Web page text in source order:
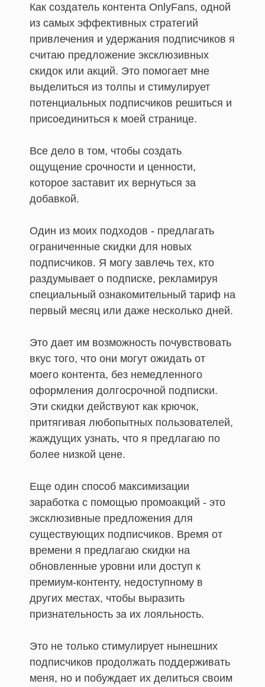
Как создатель контента OnlyFans, одной
из самых эффективных стратегий
привлечения и удержания подписчиков я
считаю предложение эксклюзивных
скидок или акций. Это помогает мне
выделиться из толпы и стимулирует
потенциальных подписчиков решиться и
присоединиться к моей странице.
Все дело в том, чтобы создать
ощущение срочности и ценности,
которое заставит их вернуться за
добавкой.
Один из моих подходов - предлагать
ограниченные скидки для новых
подписчиков. Я могу завлечь тех, кто
раздумывает о подписке, рекламируя
специальный ознакомительный тариф на
первый месяц или даже несколько дней.
Это дает им возможность почувствовать
вкус того, что они могут ожидать от
моего контента, без немедленного
оформления долгосрочной подписки.
Эти скидки действуют как крючок,
притягивая любопытных пользователей,
жаждущих узнать, что я предлагаю по
более низкой цене.
Еще один способ максимизации
заработка с помощью промоакций - это
эксклюзивные предложения для
существующих подписчиков. Время от
времени я предлагаю скидки на
обновленные уровни или доступ к
премиум-контенту, недоступному в
других местах, чтобы выразить
признательность за их лояльность.
Это не только стимулирует нынешних
подписчиков продолжать поддерживать
меня, но и побуждает их делиться своим